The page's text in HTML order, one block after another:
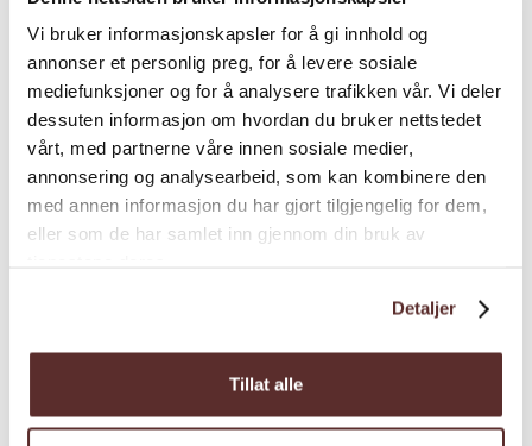
Vi bruker informasjonskapsler for å gi innhold og
annonser et personlig preg, for å levere sosiale
mediefunksjoner og for å analysere trafikken vår. Vi deler
dessuten informasjon om hvordan du bruker nettstedet
vårt, med partnerne våre innen sosiale medier,
annonsering og analysearbeid, som kan kombinere den
med annen informasjon du har gjort tilgjengelig for dem,
eller som de har samlet inn gjennom din bruk av
Detaljer
Tillat alle